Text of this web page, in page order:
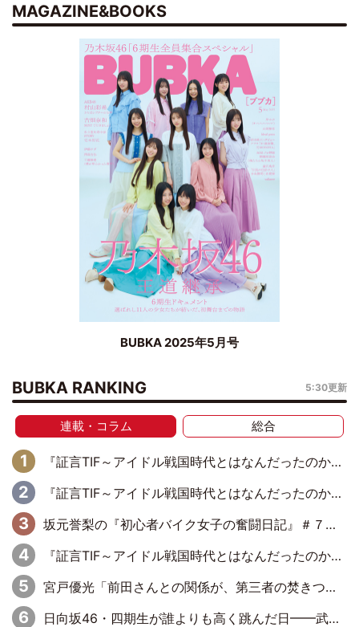
MAGAZINE&BOOKS
BUBKA 2025年5月号
BUBKA RANKING 5:30更新
連載・コラム 総合
『証言TIF～アイドル戦国時代とはなんだったのか～』第11回：私立恵比寿中学・真山りか×安本彩花「TIFで10年ぶりのキョンシーメイクをしたら、場を完全に引かせてしまって。時代が変わったんだなって」
『証言TIF～アイドル戦国時代とはなんだったのか～』第10回：さくら学院・武藤彩未×飯田らうら「正直、中3で辞めるというのを信じてなくて。そう言われてはいたけど、嘘でしょって」
坂元誉梨の『初心者バイク女子の奮闘日記』＃７７「我慢大会してませんか？」
『証言TIF～アイドル戦国時代とはなんだったのか～』第8回：Negicco・Nao☆×Megu×Kaede「東京からオファーが来たのと、梨の皮剥きとどっちが大事なんだって」
宮戸優光「前田さんとの関係が、第三者の焚きつけのようなかたちで壊されてしまったのは、悲しいことですよ」【UWF】
日向坂46・四期生が誰よりも高く跳んだ日━━武道館3Daysで見せつけた実力と一体感、そしてハッピーオーラ！